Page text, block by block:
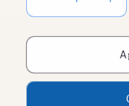
Reducir
cantidad
para
/
Lamina
/